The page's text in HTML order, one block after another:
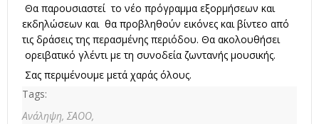
Θα παρουσιαστεί το νέο πρόγραμμα εξορμήσεων και
εκδηλώσεων και θα προβληθούν εικόνες και βίντεο από
τις δράσεις της περασμένης περιόδου. Θα ακολουθήσει
ορειβατικό γλέντι με τη συνοδεία ζωντανής μουσικής.
Σας περιμένουμε μετά χαράς όλους.
Tags:
Ανάληψη, ΣΑΟΟ,